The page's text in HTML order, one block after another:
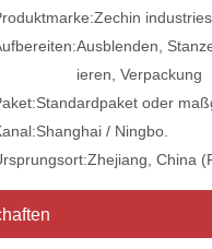
Zechin industries
Ausblenden,
ieren, Verpackung
Standardpaket oder
Shanghai / Ningbo.
Zhejiang, China